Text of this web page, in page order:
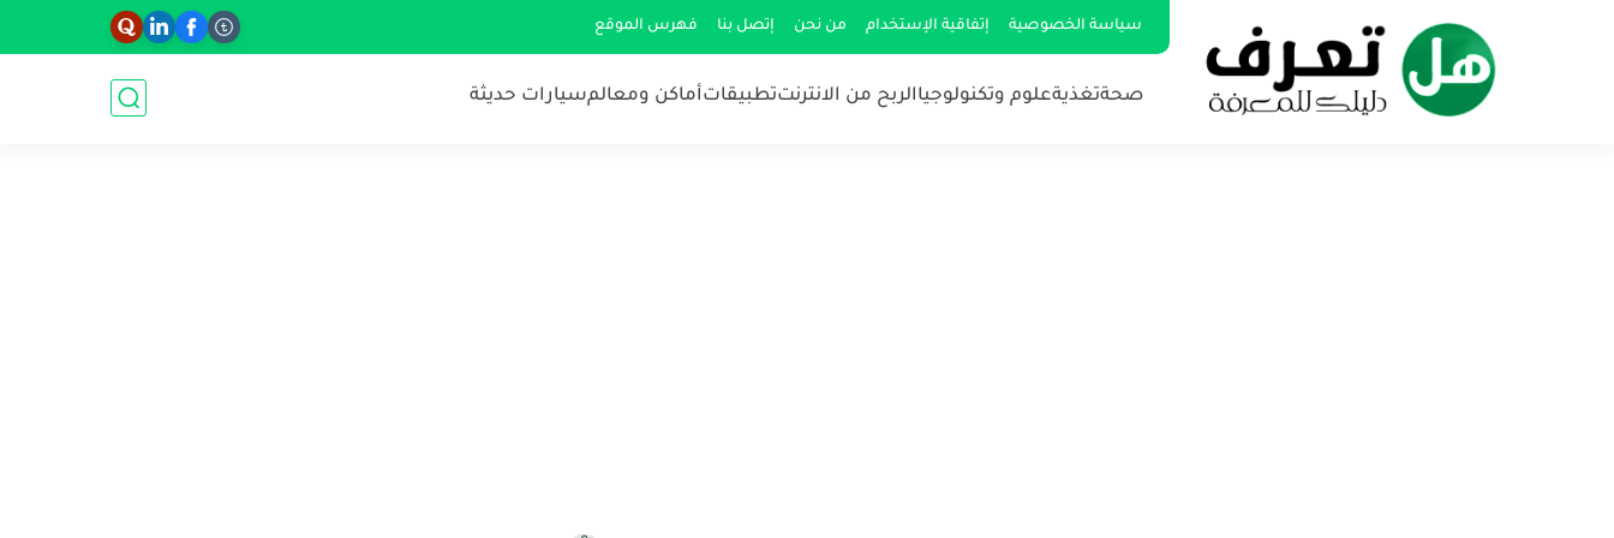
سياسة الخصوصية إتفاقية الإستخدام من نحن إتصل بنا فهرس الموقع
صحةتغذيةعلوم وتكنولوجياالربح من الانترنتتطبيقاتأماكن ومعالمسيارات حديثة